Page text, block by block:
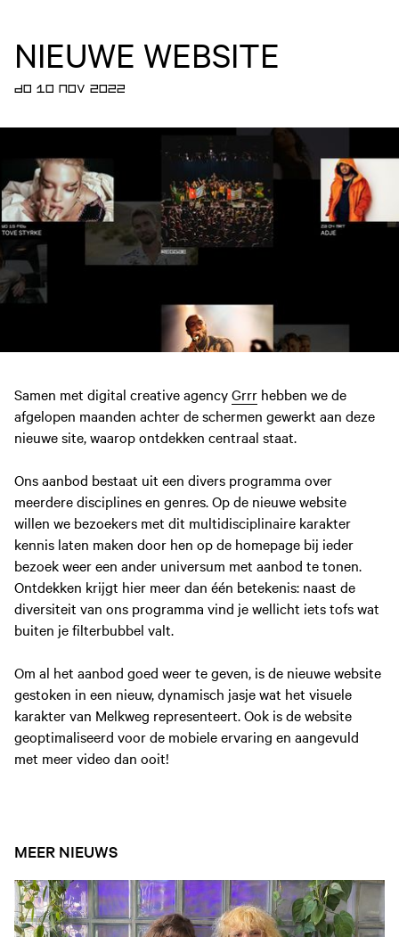
NIEUWE WEBSITE
DO 10 NOV 2022
Samen met digital creative agencyGrrr hebben we de
afgelopen maanden achter de schermen gewerkt aan deze
nieuwe site, waarop ontdekken centraal staat.
Ons aanbod bestaat uit een divers programma over
meerdere disciplines en genres. Op de nieuwe website
willen we bezoekers met dit multidisciplinaire karakter
kennis laten maken door hen op de homepage bij ieder
bezoek weer een ander universum met aanbod te tonen.
Ontdekken krijgt hier meer dan één betekenis: naast de
diversiteit van ons programma vind je wellicht iets tofs wat
buiten je filterbubbel valt.
Om al het aanbod goed weer te geven, is de nieuwe website
gestoken in een nieuw, dynamisch jasje wat het visuele
karakter van Melkweg representeert. Ook is de website
geoptimaliseerd voor de mobiele ervaring en aangevuld
met meer video dan ooit!
MEER NIEUWS
Open nieuws artikel